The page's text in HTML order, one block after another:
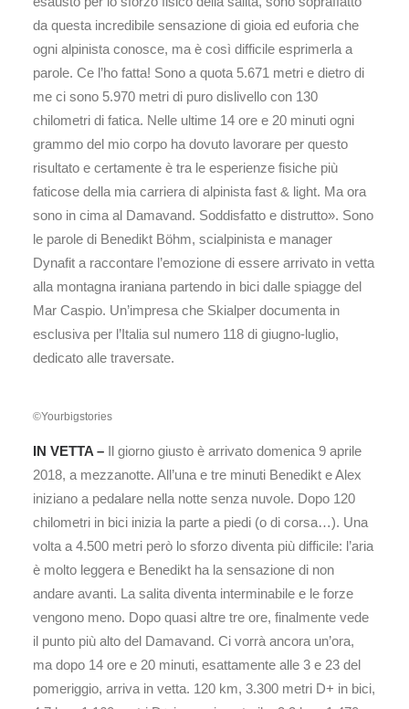
da questa incredibile sensazione di gioia ed euforia che
ogni alpinista conosce, ma è così difficile esprimerla a
parole. Ce l’ho fatta! Sono a quota 5.671 metri e dietro di
me ci sono 5.970 metri di puro dislivello con 130
chilometri di fatica. Nelle ultime 14 ore e 20 minuti ogni
grammo del mio corpo ha dovuto lavorare per questo
risultato e certamente è tra le esperienze fisiche più
faticose della mia carriera di alpinista fast & light. Ma ora
sono in cima al Damavand. Soddisfatto e distrutto». Sono
le parole di Benedikt Böhm, scialpinista e manager
Dynafit a raccontare l’emozione di essere arrivato in vetta
alla montagna iraniana partendo in bici dalle spiagge del
Mar Caspio. Un’impresa che Skialper documenta in
esclusiva per l’Italia sul numero 118 di giugno-luglio,
dedicato alle traversate.
©Yourbigstories
IN VETTA – Il giorno giusto è arrivato domenica 9 aprile
2018, a mezzanotte. All’una e tre minuti Benedikt e Alex
iniziano a pedalare nella notte senza nuvole. Dopo 120
chilometri in bici inizia la parte a piedi (o di corsa…). Una
volta a 4.500 metri però lo sforzo diventa più difficile: l’aria
è molto leggera e Benedikt ha la sensazione di non
andare avanti. La salita diventa interminabile e le forze
vengono meno. Dopo quasi altre tre ore, finalmente vede
il punto più alto del Damavand. Ci vorrà ancora un’ora,
ma dopo 14 ore e 20 minuti, esattamente alle 3 e 23 del
pomeriggio, arriva in vetta. 120 km, 3.300 metri D+ in bici,